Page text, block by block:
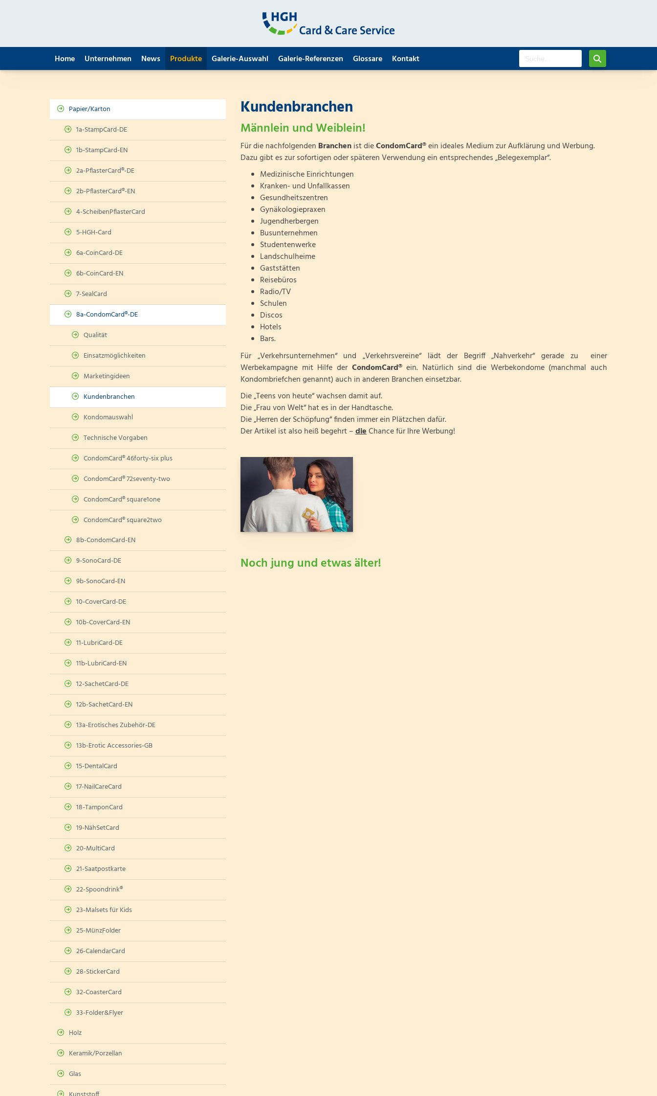
Home Unternehmen News Produkte Galerie-Auswahl Galerie-Referenzen Glossare Kontakt
Kundenbranchen
Männlein und Weiblein!
Für die nachfolgenden Branchenist dieCondomCard®ein ideales Medium zur Aufklärung und Werbung.
Dazu gibt es zur sofortigen oder späteren Verwendung ein entsprechendes „Belegexemplar“.
Medizinische Einrichtungen
Kranken- und Unfallkassen
Gesundheitszentren
Gynäkologiepraxen
Jugendherbergen
Busunternehmen
Studentenwerke
Landschulheime
Gaststätten
Reisebüros
Radio/TV
Schulen
Discos
Hotels
Bars.
Für „Verkehrsunternehmen“ und „Verkehrsvereine“ lädt der Begriff „Nahverkehr“ gerade zu einer
Werbekampagne mit Hilfe der CondomCard®ein. Natürlich sind die Werbekondome (manchmal auch
Kondombriefchen genannt) auch in anderen Branchen einsetzbar.
Die „Teens von heute“ wachsen damit auf.
Die „Frau von Welt“ hat es in der Handtasche.
Die „Herren der Schöpfung“ finden immer ein Plätzchen dafür.
Der Artikel ist also heiß begehrt –dieChance für Ihre Werbung!
Noch jung und etwas älter!
Papier/Karton
1a-StampCard-DE
1b-StampCard-EN
2a-PflasterCard®-DE
2b-PflasterCard®-EN
4-ScheibenPflasterCard
5-HGH-Card
6a-CoinCard-DE
6b-CoinCard-EN
7-SealCard
8a-CondomCard®-DE
Qualität
Einsatzmöglichkeiten
Marketingideen
Kundenbranchen
Kondomauswahl
Technische Vorgaben
CondomCard® 46forty-six plus
CondomCard® 72seventy-two
CondomCard® square1one
CondomCard® square2two
8b-CondomCard-EN
9-SonoCard-DE
9b-SonoCard-EN
10-CoverCard-DE
10b-CoverCard-EN
11-LubriCard-DE
11b-LubriCard-EN
12-SachetCard-DE
12b-SachetCard-EN
13a-Erotisches Zubehör-DE
13b-Erotic Accessories-GB
15-DentalCard
17-NailCareCard
18-TamponCard
19-NähSetCard
20-MultiCard
21-Saatpostkarte
22-Spoondrink®
23-Malsets für Kids
25-MünzFolder
26-CalendarCard
28-StickerCard
32-CoasterCard
33-Folder&Flyer
Holz
Keramik/Porzellan
Glas